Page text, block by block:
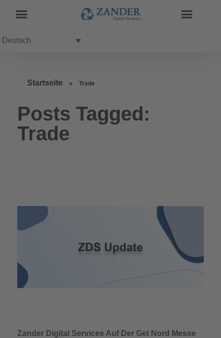
Deutsch
Startseite » Trade
Posts Tagged:
Trade
Zander Digital Services Auf Der Get Nord Messe